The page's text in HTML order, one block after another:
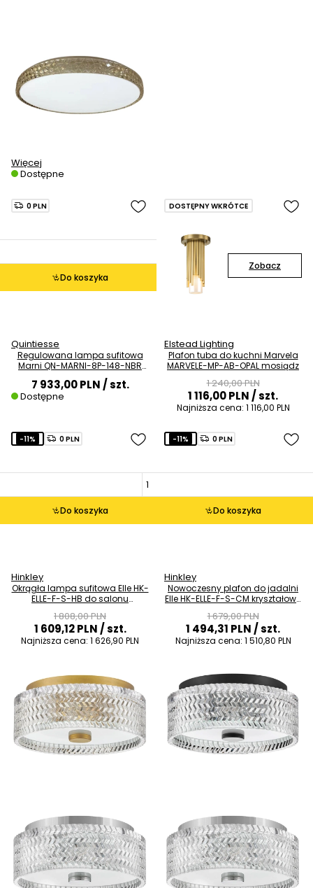
Więcej
Dostępne
Do koszyka
0 PLN
Quintiesse
Regulowana lampa sufitowa
Marni QN-MARNI-8P-148-NBR
LED 38W 3000K mosiądz
7 933,00 PLN/ szt.
Dostępne
Zobacz
DOSTĘPNY WKRÓTCE
Elstead Lighting
Plafon tuba do kuchni Marvela
MARVELE-MP-AB-OPAL mosiądz
1 240,00 PLN
1 116,00 PLN/ szt.
Najniższa cena: 1 116,00 PLN
Do koszyka
-11% 0 PLN
Hinkley
Okrągła lampa sufitowa Elle HK-
ELLE-F-S-HB do salonu
1 808,00 PLN
1 609,12 PLN/ szt.
Najniższa cena: 1 626,90 PLN
Do koszyka
-11% 0 PLN
Hinkley
Nowoczesny plafon do jadalni
Elle HK-ELLE-F-S-CM kryształowy
1 679,00 PLN
1 494,31 PLN/ szt.
Najniższa cena: 1 510,80 PLN